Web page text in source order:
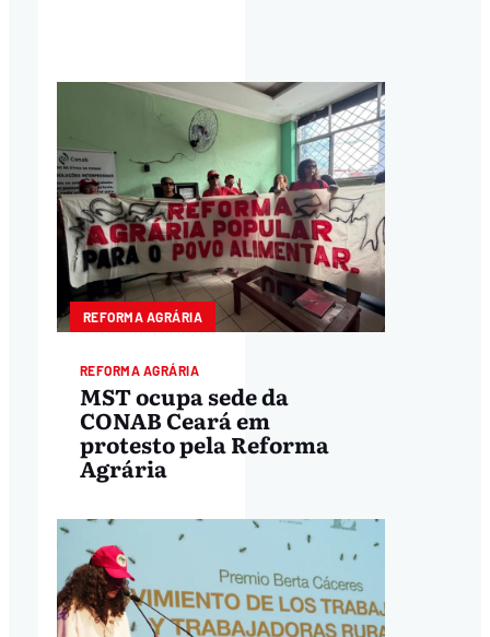
REFORMA AGRÁRIA
REFORMA AGRÁRIA
MST ocupa sede da
CONAB Ceará em
protesto pela Reforma
Agrária